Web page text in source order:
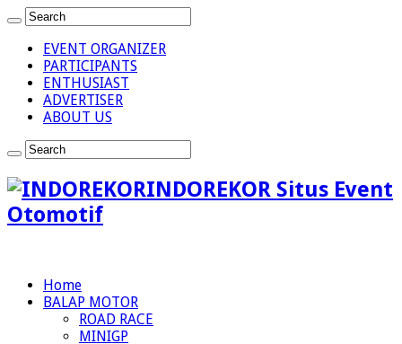
EVENT ORGANIZER
PARTICIPANTS
ENTHUSIAST
ADVERTISER
ABOUT US
INDOREKOR Situs Event
Otomotif
Home
BALAP MOTOR
ROAD RACE
MINIGP